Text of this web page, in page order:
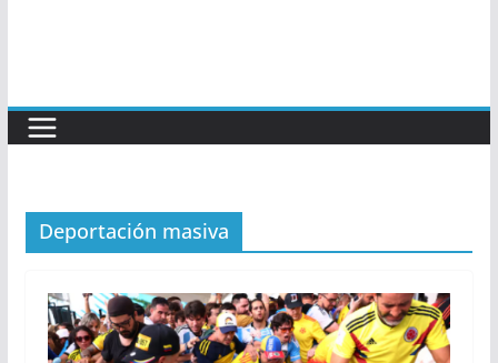
Deportación masiva